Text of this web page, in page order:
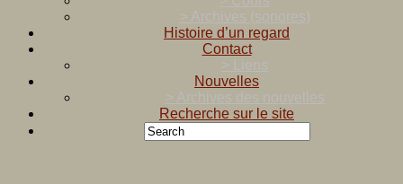
> Archives (sonores)
Histoire d’un regard
Contact
> Liens
Nouvelles
> Archives des nouvelles
Recherche sur le site